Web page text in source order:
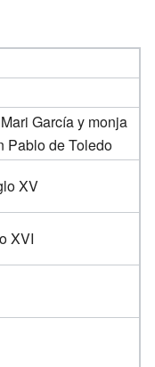
García y monja
Pablo de Toledo
XV
XVI